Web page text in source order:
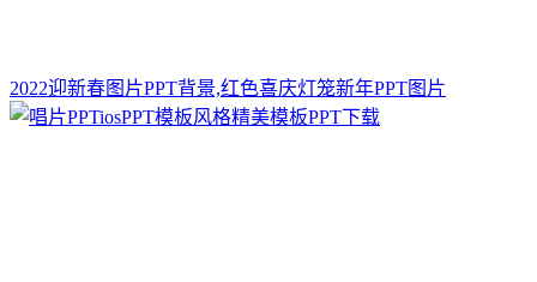
2022迎新春图片PPT背景,红色喜庆灯笼新年PPT图片